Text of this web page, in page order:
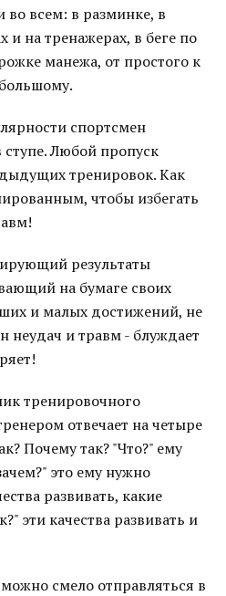
во всем: в разминке, в
и на тренажерах, в беге по
манежа, от простого к
спортсмен
ступе. Любой пропуск
тренировок. Как
чтобы избегать
результаты
на бумаге своих
и малых достижений, не
и травм - блуждает
тренировочного
отвечает на четыре
Почему так? "Что?" ему
это ему нужно
развивать, какие
эти качества развивать и
смело отправляться в